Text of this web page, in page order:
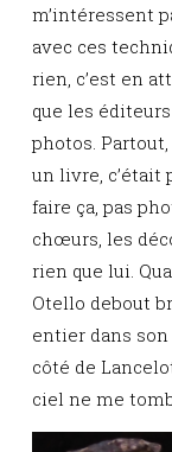
m’intéressent
avec ces
rien, c’est en
que les
photos.
un livre, c’était
faire ça, pas
chœurs, les
rien que lui.
Otello debout
entier dans
côté de
ciel ne me